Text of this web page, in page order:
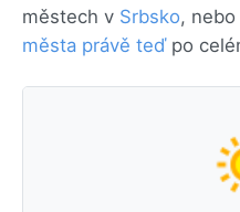
městech v Srbsko,
města právě teďpo